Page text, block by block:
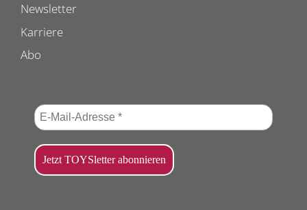
Newsletter
Karriere
Abo